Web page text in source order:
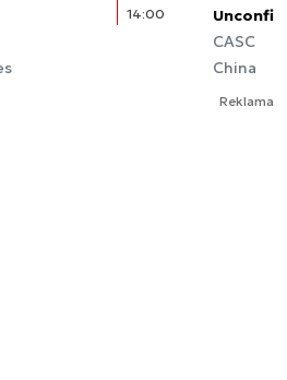
14:00
CASC
China
Reklama